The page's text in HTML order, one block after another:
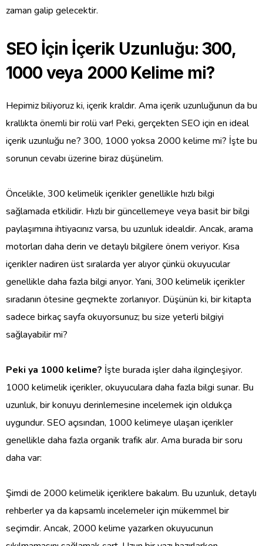
zaman galip gelecektir.
SEO İçin İçerik Uzunluğu: 300,
1000 veya 2000 Kelime mi?
Hepimiz biliyoruz ki, içerik kraldır. Ama içerik uzunluğunun da bu
krallıkta önemli bir rolü var! Peki, gerçekten SEO için en ideal
içerik uzunluğu ne? 300, 1000 yoksa 2000 kelime mi? İşte bu
sorunun cevabı üzerine biraz düşünelim.
Öncelikle, 300 kelimelik içerikler genellikle hızlı bilgi
sağlamada etkilidir. Hızlı bir güncellemeye veya basit bir bilgi
paylaşımına ihtiyacınız varsa, bu uzunluk idealdir. Ancak, arama
motorları daha derin ve detaylı bilgilere önem veriyor. Kısa
içerikler nadiren üst sıralarda yer alıyor çünkü okuyucular
genellikle daha fazla bilgi arıyor. Yani, 300 kelimelik içerikler
sıradanın ötesine geçmekte zorlanıyor. Düşünün ki, bir kitapta
sadece birkaç sayfa okuyorsunuz; bu size yeterli bilgiyi
sağlayabilir mi?
Peki ya 1000 kelime? İşte burada işler daha ilginçleşiyor.
1000 kelimelik içerikler, okuyuculara daha fazla bilgi sunar. Bu
uzunluk, bir konuyu derinlemesine incelemek için oldukça
uygundur. SEO açısından, 1000 kelimeye ulaşan içerikler
genellikle daha fazla organik trafik alır. Ama burada bir soru
daha var:
Şimdi de 2000 kelimelik içeriklere bakalım. Bu uzunluk, detaylı
rehberler ya da kapsamlı incelemeler için mükemmel bir
seçimdir. Ancak, 2000 kelime yazarken okuyucunun